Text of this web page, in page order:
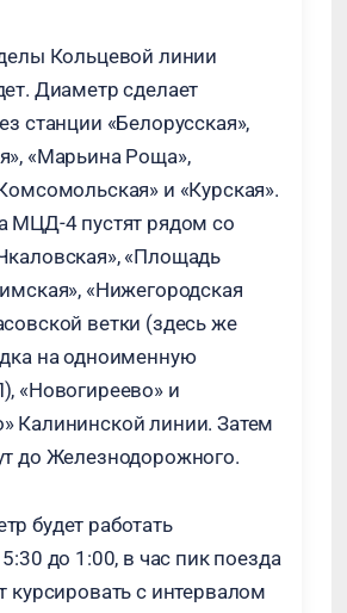
Кольцевой линии
Диаметр сделает
станции «Белорусская»,
«Марьина Роща»,
и «Курская».
МЦД-4 пустят рядом со
«Площадь
«Нижегородская
ветки (здесь же
на одноименную
«Новогиреево» и
Калининской линии. Затем
до Железнодорожного.
будет работать
до 1:00, в час пик поезда
курсировать с интервалом